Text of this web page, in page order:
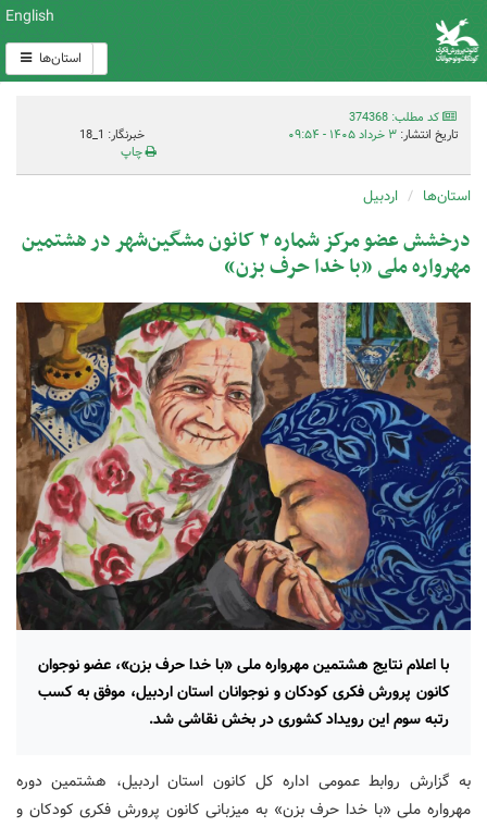
English
استان‌ها
کد مطلب: 374368
تاریخ انتشار: ۳ خرداد ۱۴۰۵ - ۰۹:۵۴
خبرنگار: 1_18
چاپ
استان‌ها اردبیل
درخشش عضو مرکز شماره ۲ کانون مشگین‌شهر در هشتمین
مهرواره ملی «با خدا حرف بزن»
با اعلام نتایج هشتمین مهرواره ملی «با خدا حرف بزن»، عضو نوجوان
کانون پرورش فکری کودکان و نوجوانان استان اردبیل، موفق به کسب
رتبه سوم این رویداد کشوری در بخش نقاشی شد.
به گزارش روابط عمومی اداره کل کانون استان اردبیل، هشتمین دوره
مهرواره ملی «با خدا حرف بزن» به میزبانی کانون پرورش فکری کودکان و